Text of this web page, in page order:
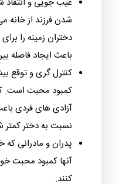
می کنیم:
بی توجهی به
نکردن توانایی های
جانب پدر بی
است.
عیب جویی و انتقاد
شدن فرزند از خانه
دختران زمینه را
باعث ایجاد فاصله
کنترل گری و توقع